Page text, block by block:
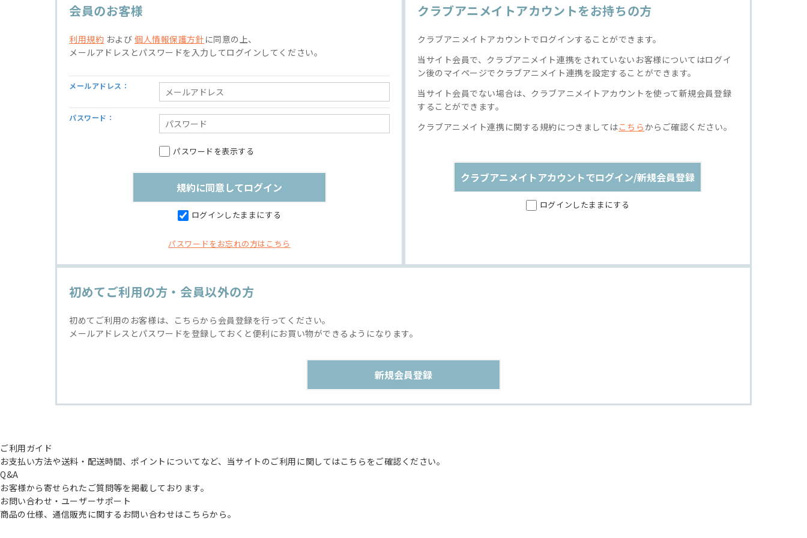
会員のお客様
利用規約 および個人情報保護方針 に同意の上、
メールアドレスとパスワードを入力してログインしてください。
メールアドレス：
パスワード：
パスワードを表示する
ログインしたままにする
パスワードをお忘れの方はこちら
クラブアニメイトアカウントをお持ちの方
クラブアニメイトアカウントでログインすることができます。
当サイト会員で、クラブアニメイト連携をされていないお客様についてはログイ
ン後のマイページでクラブアニメイト連携を設定することができます。
当サイト会員でない場合は、クラブアニメイトアカウントを使って新規会員登録
することができます。
クラブアニメイト連携に関する規約につきましてはこちらからご確認ください。
クラブアニメイトアカウントでログイン/新規会員登録
ログインしたままにする
初めてご利用の方・会員以外の方
初めてご利用のお客様は、こちらから会員登録を行ってください。
メールアドレスとパスワードを登録しておくと便利にお買い物ができるようになります。
ご利用ガイド
お支払い方法や送料・配送時間、ポイントについてなど、当サイトのご利用に関してはこちらをご確認ください。
Q&A
お客様から寄せられたご質問等を掲載しております。
お問い合わせ・ユーザーサポート
商品の仕様、通信販売に関するお問い合わせはこちらから。